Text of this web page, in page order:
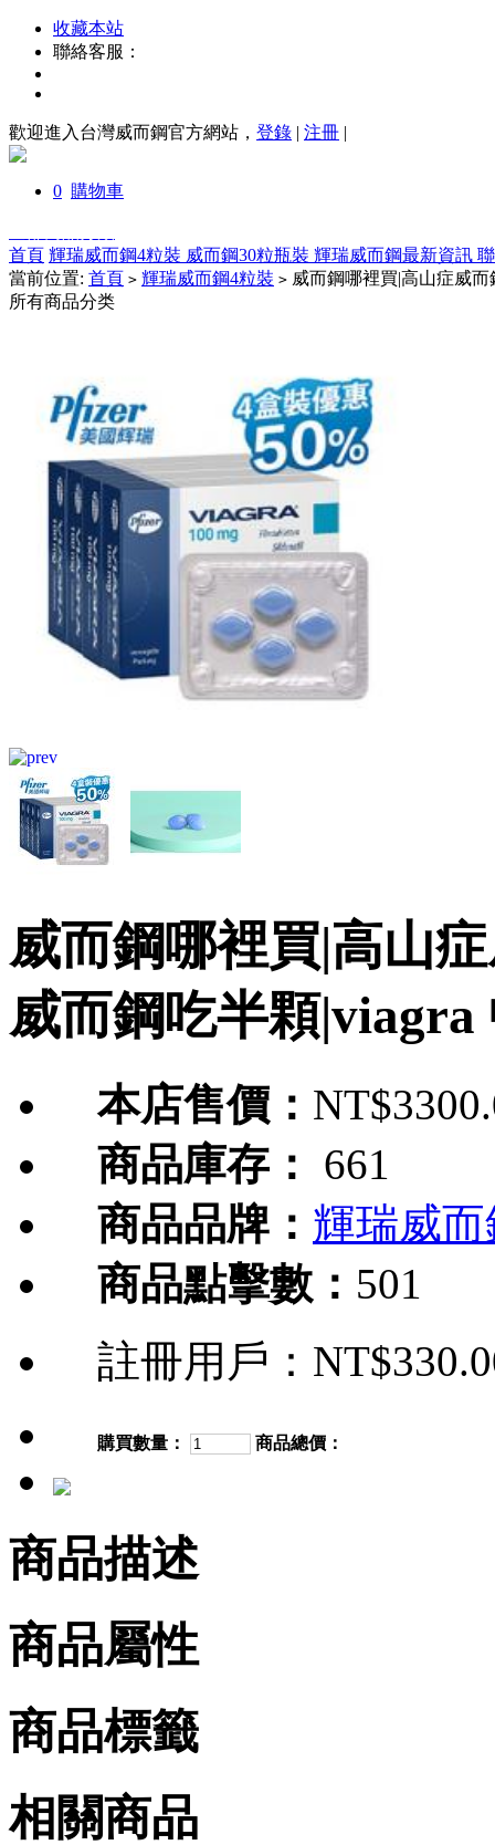
收藏本站
聯絡客服：
歡迎進入台灣威而鋼官方網站， 登錄 | 注冊 |
0 購物車
首頁 輝瑞威而鋼4粒裝 威而鋼30粒瓶裝 輝瑞威而鋼最新資訊
當前位置: 首頁 > 輝瑞威而鋼4粒裝 > 威而鋼哪裡買|高山症威
所有商品分类
威而鋼哪裡買|高山
威而鋼吃半顆
本店售價：
商品庫存：
661
商品品牌： 輝瑞威
商品點擊數： 501
註冊用戶：
購買數量： 商品總價：
商品描述
商品屬性
商品標籤
相關商品